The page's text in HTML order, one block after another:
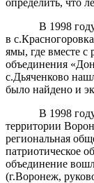
В 1998
в
ямы, где вместе с
объединения
с.Дьяченково
было найдено и
В 1998
территории
региональная
объединение
(г.Воронеж,